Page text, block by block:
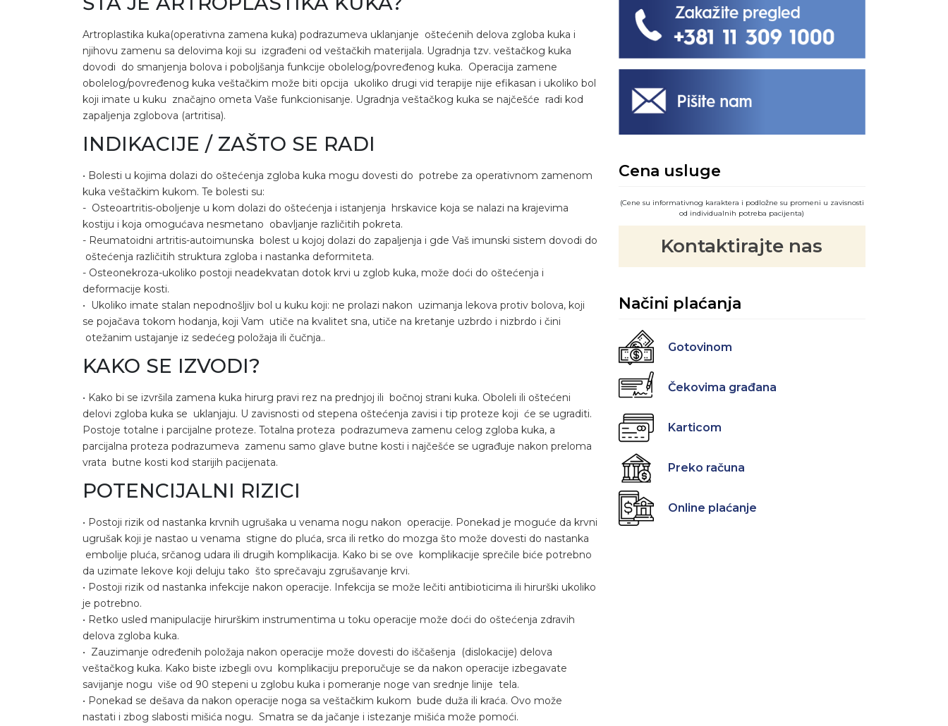
Artroplastika kuka(operativna zamena kuka) podrazumeva uklanjanje oštećenih delova zgloba kuka i
njihovu zamenu sa delovima koji su izgrađeni od veštačkih materijala. Ugradnja tzv. veštačkog kuka
dovodi do smanjenja bolova i poboljšanja funkcije obolelog/povređenog kuka. Operacija zamene
obolelog/povređenog kuka veštačkim može biti opcija ukoliko drugi vid terapije nije efikasan i ukoliko bol
koji imate u kuku značajno ometa Vaše funkcionisanje. Ugradnja veštačkog kuka se najčešće radi kod
zapaljenja zglobova (artritisa).
INDIKACIJE / ZAŠTO SE RADI
• Bolesti u kojima dolazi do oštećenja zgloba kuka mogu dovesti do potrebe za operativnom zamenom
kuka veštačkim kukom. Te bolesti su:
- Osteoartritis-oboljenje u kom dolazi do oštećenja i istanjenja hrskavice koja se nalazi na krajevima
kostiju i koja omogućava nesmetano obavljanje različitih pokreta.
- Reumatoidni artritis-autoimunska bolest u kojoj dolazi do zapaljenja i gde Vaš imunski sistem dovodi do
oštećenja različitih struktura zgloba i nastanka deformiteta.
- Osteonekroza-ukoliko postoji neadekvatan dotok krvi u zglob kuka, može doći do oštećenja i
deformacije kosti.
• Ukoliko imate stalan nepodnošljiv bol u kuku koji: ne prolazi nakon uzimanja lekova protiv bolova, koji
se pojačava tokom hodanja, koji Vam utiče na kvalitet sna, utiče na kretanje uzbrdo i nizbrdo i čini
otežanim ustajanje iz sedećeg položaja ili čučnja..
KAKO SE IZVODI?
• Kako bi se izvršila zamena kuka hirurg pravi rez na prednjoj ili bočnoj strani kuka. Oboleli ili oštećeni
delovi zgloba kuka se uklanjaju. U zavisnosti od stepena oštećenja zavisi i tip proteze koji će se ugraditi.
Postoje totalne i parcijalne proteze. Totalna proteza podrazumeva zamenu celog zgloba kuka, a
parcijalna proteza podrazumeva zamenu samo glave butne kosti i najčešće se ugrađuje nakon preloma
vrata butne kosti kod starijih pacijenata.
POTENCIJALNI RIZICI
• Postoji rizik od nastanka krvnih ugrušaka u venama nogu nakon operacije. Ponekad je moguće da krvni
ugrušak koji je nastao u venama stigne do pluća, srca ili retko do mozga što može dovesti do nastanka
embolije pluća, srčanog udara ili drugih komplikacija. Kako bi se ove komplikacije sprečile biće potrebno
da uzimate lekove koji deluju tako što sprečavaju zgrušavanje krvi.
• Postoji rizik od nastanka infekcije nakon operacije. Infekcija se može lečiti antibioticima ili hirurški ukoliko
je potrebno.
• Retko usled manipulacije hirurškim instrumentima u toku operacije može doći do oštećenja zdravih
delova zgloba kuka.
• Zauzimanje određenih položaja nakon operacije može dovesti do iščašenja (dislokacije) delova
veštačkog kuka. Kako biste izbegli ovu komplikaciju preporučuje se da nakon operacije izbegavate
savijanje nogu više od 90 stepeni u zglobu kuka i pomeranje noge van srednje linije tela.
• Ponekad se dešava da nakon operacije noga sa veštačkim kukom bude duža ili kraća. Ovo može
nastati i zbog slabosti mišića nogu. Smatra se da jačanje i istezanje mišića može pomoći.
Cena usluge
(Cene su informativnog karaktera i podložne su promeni u zavisnosti
od individualnih potreba pacijenta)
Kontaktirajte nas
Načini plaćanja
Gotovinom
Čekovima građana
Karticom
Preko računa
Online plaćanje